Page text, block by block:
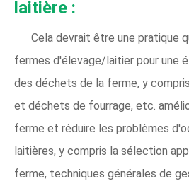
laitière :
Cela devrait être une pratique
fermes d'élevage/laitier pour une
des déchets de la ferme, y
et déchets de fourrage, etc.
ferme et réduire les problèmes
laitières, y compris la sélection
ferme, techniques générales de